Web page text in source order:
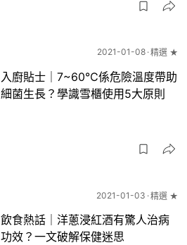
2021-01-08 精選 ★
入廚貼士｜7~60℃係危險溫度帶助
細菌生長？學識雪櫃使用5大原則
2021-01-03 精選 ★
飲食熱話｜洋蔥浸紅酒有驚人治病
功效？一文破解保健迷思